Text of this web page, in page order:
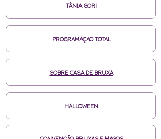
TÂNIA GORI
PROGRAMAÇAO TOTAL
SOBRE CASA DE BRUXA
HALLOWEEN